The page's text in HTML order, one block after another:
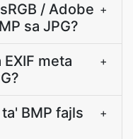
/ Adobe
sa JPG?
+
meta
+
BMP fajls
+